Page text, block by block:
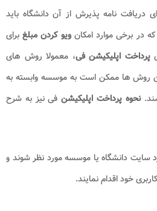
دریافت نامه پذیرش از آن دانشگاه باید
که در برخی موارد امکانویو کردن مبلغبرای
پرداخت اپلیکیشن فی، معمولا روش های
روش ها ممکن است به موسسه وابسته به
نحوه پرداخت اپلیکیشنفی نیز به شرح
سایت دانشگاه یا موسسه مورد نظر شوند و
خود اقدام نمایند.